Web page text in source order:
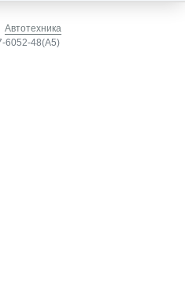
Автотехника
6052-48(A5)